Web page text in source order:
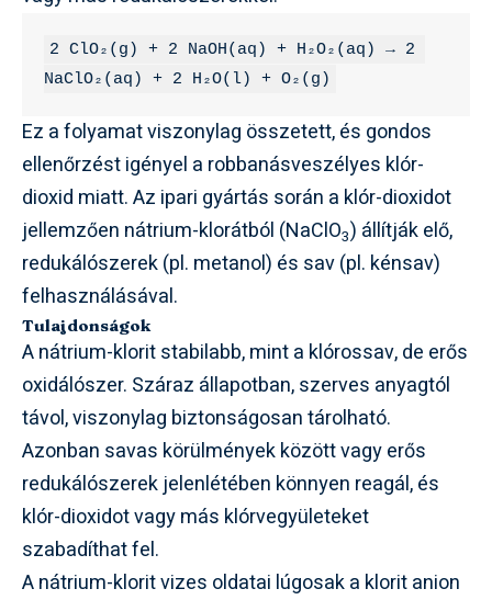
2 ClO₂(g) + 2 NaOH(aq) + H₂O₂(aq) → 2
NaClO₂(aq) + 2 H₂O(l) + O₂(g)
Ez a folyamat viszonylag összetett, és gondos
ellenőrzést igényel a robbanásveszélyes klór-
dioxid miatt. Az ipari gyártás során a klór-dioxidot
jellemzően nátrium-klorátból (NaClO3) állítják elő,
redukálószerek (pl. metanol) és sav (pl. kénsav)
felhasználásával.
Tulajdonságok
A nátrium-klorit stabilabb, mint a klórossav, de erős
oxidálószer. Száraz állapotban, szerves anyagtól
távol, viszonylag biztonságosan tárolható.
Azonban savas körülmények között vagy erős
redukálószerek jelenlétében könnyen reagál, és
klór-dioxidot vagy más klórvegyületeket
szabadíthat fel.
A nátrium-klorit vizes oldatai lúgosak a klorit anion